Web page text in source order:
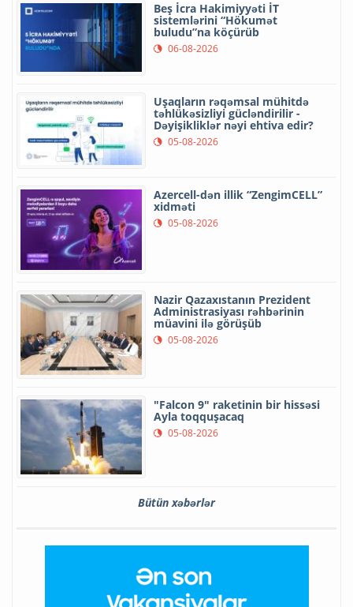
Beş İcra Hakimiyyəti İT
sistemlərini “Hökumət
buludu”na köçürüb
06-08-2026
Uşaqların rəqəmsal mühitdə
təhlükəsizliyi gücləndirilir -
Dəyişikliklər nəyi ehtiva edir?
05-08-2026
Azercell-dən illik “ZengimCELL”
xidməti
05-08-2026
Nazir Qazaxıstanın Prezident
Administrasiyası rəhbərinin
müavini ilə görüşüb
05-08-2026
"Falcon 9" raketinin bir hissəsi
Ayla toqquşacaq
05-08-2026
Bütün xəbərlər